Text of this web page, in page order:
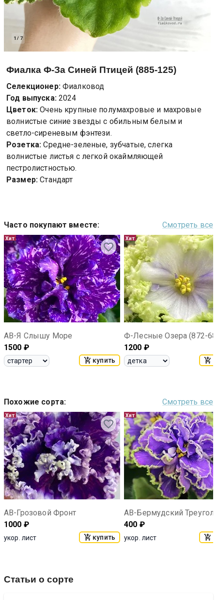
1 / 7
Фиалка Ф-За Синей Птицей (885-125)
Селекционер: Фиалковод
Год выпуска: 2024
Цветок: Очень крупные полумахровые и махровые
волнистые синие звезды с обильным белым и
светло-сиреневым фэнтези.
Розетка: Средне-зеленые, зубчатые, слегка
волнистые листья с легкой окаймляющей
пестролистностью.
Размер: Стандарт
Часто покупают вместе: Смотреть все
Хит
АВ-Я Слышу Море
1500 ₽
купить
Хит
Ф-Лесные Озера (872-
1200 ₽
Похожие сорта: Смотреть все
Хит
АВ-Грозовой Фронт
1000 ₽
укор. лист купить
Хит
АВ-Бермудский
400 ₽
укор. лист
Статьи о сорте